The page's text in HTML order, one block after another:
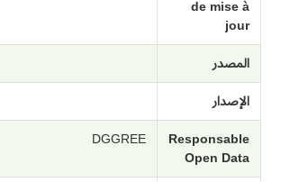
de mise à
jour
المصدر
الإصدار
Responsable
Open Data
DGGREE